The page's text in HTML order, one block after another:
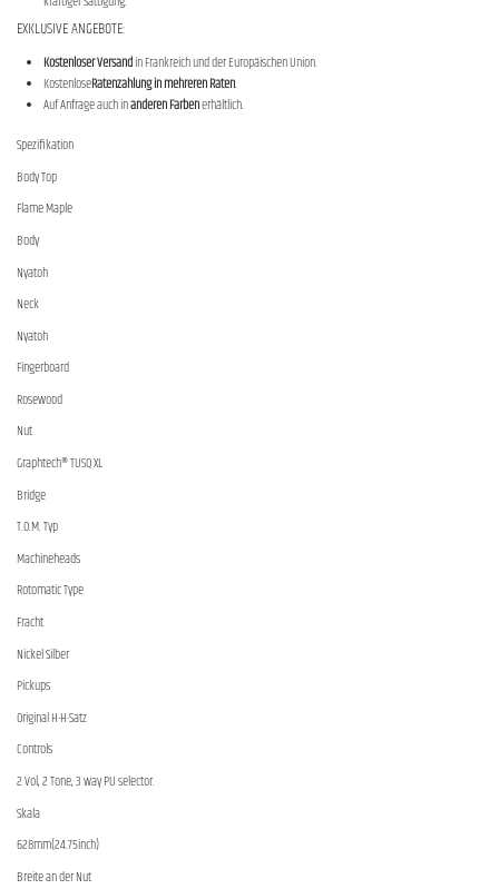
EXKLUSIVE ANGEBOTE:
Kostenloser Versandin Frankreich und der Europäischen Union.
KostenloseRatenzahlung in mehreren Raten.
Auf Anfrage auch inanderen Farbenerhältlich.
Spezifikation
Body Top
Flame Maple
Body
Nyatoh
Neck
Nyatoh
Fingerboard
Rosewood
Nut
Graphtech® TUSQ XL
Bridge
T.O.M. Typ
Machineheads
Rotomatic Type
Fracht
Nickel Silber
Pickups
Original H-H-Satz
Controls
2 Vol, 2 Tone, 3 way PU selector.
Skala
628mm(24.75inch)
Breite an der Nut